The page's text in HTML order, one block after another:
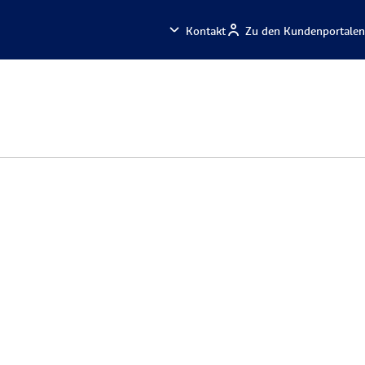
Kontakt Zu den Kundenportalen